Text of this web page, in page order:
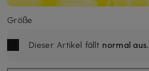
Größe
Dieser Artikel fällt normal aus.